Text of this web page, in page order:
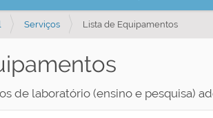
Serviços Lista de Equipamentos
de laboratório (ensino e pesquisa)